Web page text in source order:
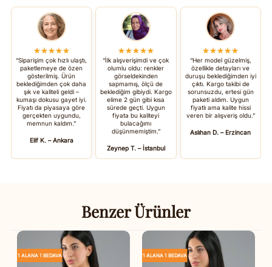
★★★★★
“Siparişim çok hızlı ulaştı,
paketlemeye de özen
gösterilmiş. Ürün
beklediğimden çok daha
şık ve kaliteli geldi –
kumaşı dokusu gayet iyi.
Fiyatı da piyasaya göre
gerçekten uygundu,
memnun kaldım.”
Elif K. – Ankara
★★★★★
“İlk alışverişimdi ve çok
olumlu oldu: renkler
görseldekinden
sapmamış, ölçü de
beklediğim gibiydi. Kargo
elime 2 gün gibi kısa
sürede geçti. Uygun
fiyata bu kaliteyi
bulacağımı
düşünmemiştim.”
Zeynep T. – İstanbul
★★★★★
“Her model güzelmiş,
özellikle detayları ve
duruşu beklediğimden iyi
çıktı. Kargo takibi de
sorunsuzdu, ertesi gün
paketi aldım. Uygun
fiyatlı ama kalite hissi
veren bir alışveriş oldu.”
Aslıhan D. – Erzincan
Benzer Ürünler
1 ALANA 1 BEDAVA 1 ALANA 1 BEDAVA